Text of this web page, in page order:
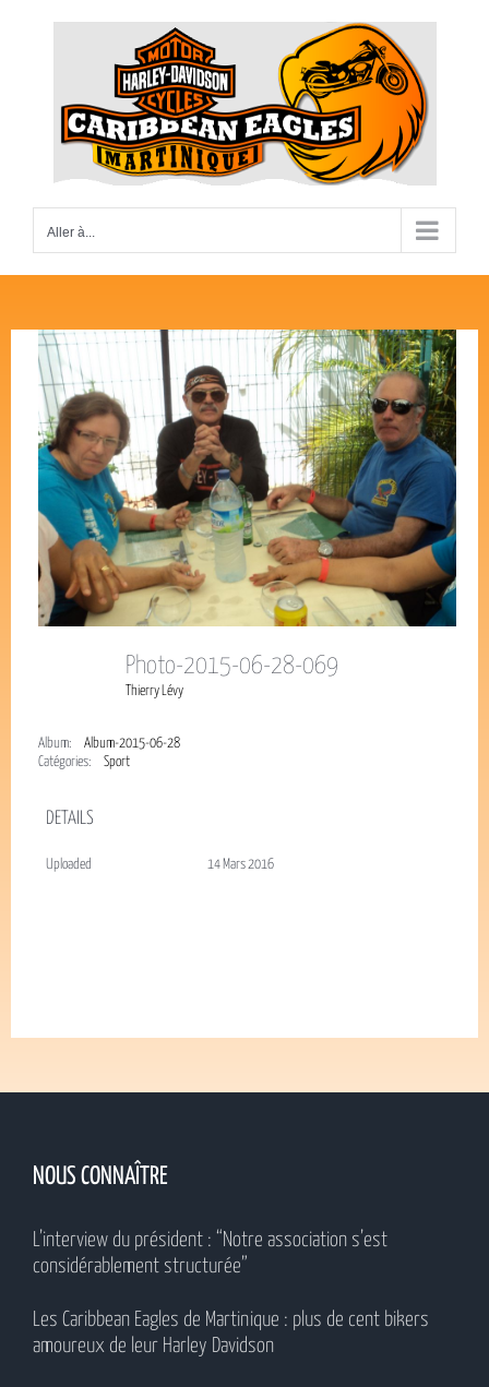
Aller à...
Photo-2015-06-28-069
Thierry Lévy
Album:
Album-2015-06-28
Catégories:
Sport
DETAILS
Uploaded 14 Mars 2016
NOUS CONNAÎTRE
L’interview du président : “Notre association s’est
considérablement structurée”
Les Caribbean Eagles de Martinique : plus de cent bikers
amoureux de leur Harley Davidson